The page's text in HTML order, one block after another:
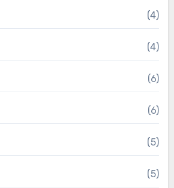
(4)
(4)
(6)
(6)
(5)
(5)